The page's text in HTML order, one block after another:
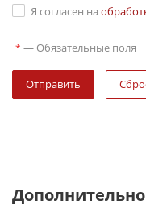
Я согласен на
* — Обязательные поля
Дополнительно